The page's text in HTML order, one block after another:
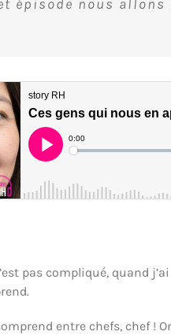
épisode nous
pas compliqué, quand
entre chefs, chef !